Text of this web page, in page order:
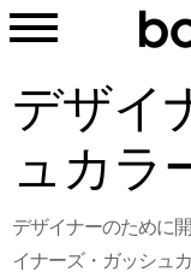
toggle
navigation
デザイ
ュカラ
デザイナーのために
イナーズ・ガッシュ